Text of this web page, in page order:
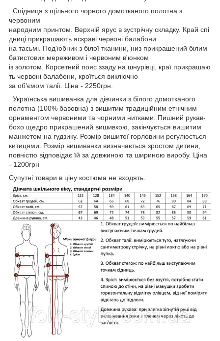
Спідниця з щільного чорного домотканого полотна з
червоним
народним принтом. Верхній ярус в зустрічну складку. Край спі
дниці прикрашають яскраві червоні балабони
на тасьмі. Под'юбник з білої тканини, низ прикрашений білим
батистових мереживом і червоним в'юнком
із золотом. Корсетний пояс ззаду на шнурівці, краї прикрашаю
ть червоні балабони, кроїться виключно
за об'ємом талії. Ціна - 2250грн.
Українська вишиванка для дівчинки з білого домотканого
полотна (100% бавовна) з вишитим традиційним етнічним
орнаментом червоними та чорними нитками. Пишний рукав-
бохо щедро прикрашений вишивкою, закінчується вишитим
манжетом на гудзику. Розмір вишитої горловини регулюється
китицями. Розмір вишиванки визначається зростом дитини,
повністю відповідає їй за довжиною та шириною виробу. Ціна
- 1200грн
Супутні товари в ціну костюма не входять.